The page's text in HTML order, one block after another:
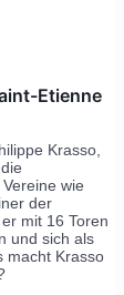
Etienne
Krasso,
wie
der
mit 16 Toren
und sich als
macht Krasso